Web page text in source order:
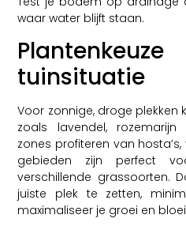
waar water blijft staan.
tuinsituatie
Voor zonnige, droge plekken
zoals lavendel, rozemarijn
zones profiteren van
gebieden zijn perfect
verschillende grassoorten.
juiste plek te zetten,
maximaliseer je groei en